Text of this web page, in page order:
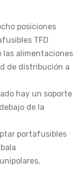
posiciones
TFD
las alimentaciones
de distribución a
hay un soporte
de la
portafusibles